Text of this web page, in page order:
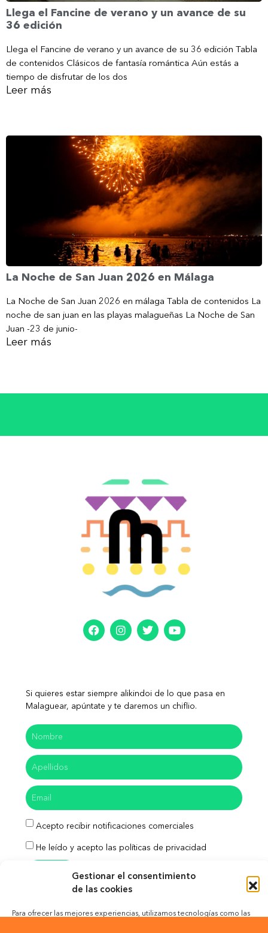
Gestionar el consentimiento
de las cookies
Para ofrecer las mejores experiencias, utilizamos tecnologías como las
Llega el Fancine de verano y un avance de su
36 edición
Llega el Fancine de verano y un avance de su 36 edición Tabla
de contenidos Clásicos de fantasía romántica Aún estás a
tiempo de disfrutar de los dos
Leer más
La Noche de San Juan 2026 en Málaga
La Noche de San Juan 2026 en málaga Tabla de contenidos La
noche de san juan en las playas malagueñas La Noche de San
Juan -23 de junio-
Leer más
Si quieres estar siempre alikindoi de lo que pasa en
Malaguear, apúntate y te daremos un chiflio.
Acepto recibir notificaciones comerciales
He leído y acepto las políticas de privacidad